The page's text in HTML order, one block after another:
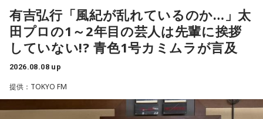
番組名：SPORTS BEAT supported by TOYOTA
放送日時：毎週土曜 10:00～10:50
パーソナリティ：藤木直人、高見侑里
番組Webサイト：https://www.tfm.co.jp/beat/
番組公式X：@SPORTSBEAT_TFM
だ、これは日本だけではなく、アルゼンチンと対戦したイン
グランドもそういう展開になったんですよ。サッカーってそ
ういうスポーツなんですよね。
つまり、ベンチから何か言っても（すぐに戦術を）変えられ
るほど簡単なスポーツではないんです。なぜならば、相手が
それに対してまた変化をしてくるから。だから“個”の力を高め
て、時間をつくれる選手が重要になってくるということです
ね。
とがあると切り出し、「賞レースで結果を残していないコン
ビ、（芸歴18年目の）ぐりんぴーすがよく愚痴をこぼしてい
るのは、最近の後輩は挨拶をしてくれないんだって（笑）」
と暴露します。
有吉自身は、今では後輩から挨拶されないことがまったくな
いため分からないと前置きしつつ、「ぐりんぴーすがそう言
っていたから……その辺はどう？ 風紀が乱れているかどうか」
と質問します。
有吉弘行「風紀が乱れているのか…」太
田プロの1～2年目の芸人は先輩に挨拶
していない!? 青色1号カミムラが言及
2026.08.08 up
提供：TOKYO FM